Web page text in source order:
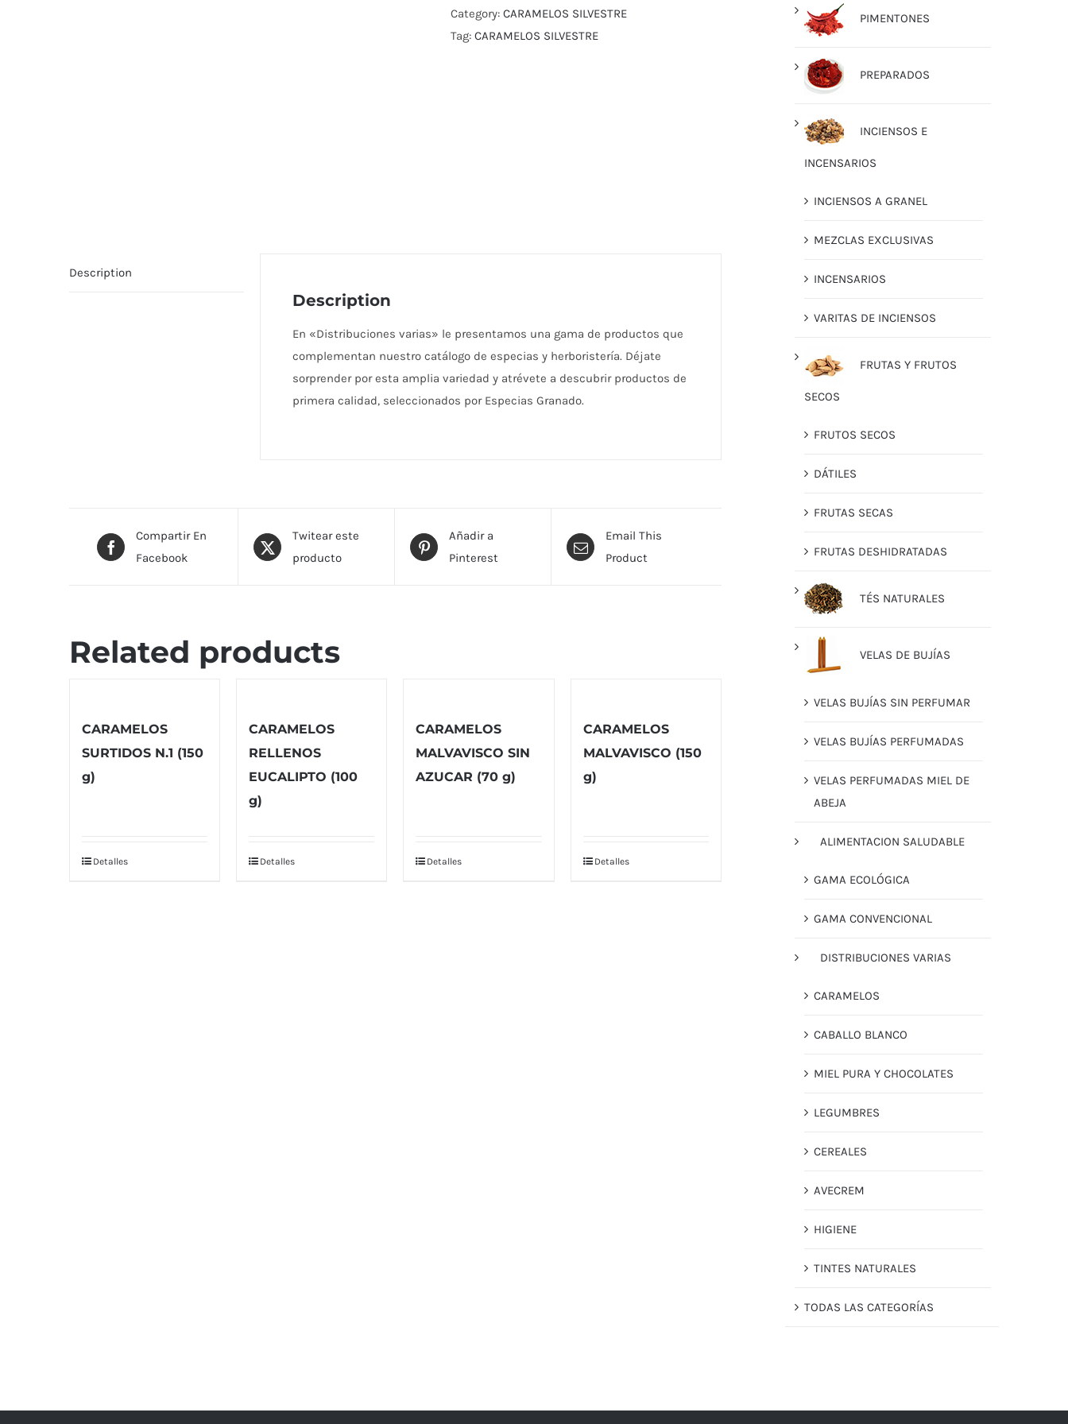
Category: CARAMELOS SILVESTRE
Tag: CARAMELOS SILVESTRE
Description
Description
En «Distribuciones varias» le presentamos una gama de productos que
complementan nuestro catálogo de especias y herboristería. Déjate
sorprender por esta amplia variedad y atrévete a descubrir productos de
primera calidad, seleccionados por Especias Granado.
Compartir En
Facebook
Twitear este
producto
Añadir a
Pinterest
Email This
Product
Related products
CARAMELOS
SURTIDOS N.1 (150
g)
Detalles
CARAMELOS
RELLENOS
EUCALIPTO (100
g)
Detalles
CARAMELOS
MALVAVISCO SIN
AZUCAR (70 g)
Detalles
CARAMELOS
MALVAVISCO (150
g)
Detalles
PIMENTONES
PREPARADOS
INCIENSOS E
INCENSARIOS
INCIENSOS A GRANEL
MEZCLAS EXCLUSIVAS
INCENSARIOS
VARITAS DE INCIENSOS
FRUTAS Y FRUTOS
SECOS
FRUTOS SECOS
DÁTILES
FRUTAS SECAS
FRUTAS DESHIDRATADAS
TÉS NATURALES
VELAS DE BUJÍAS
VELAS BUJÍAS SIN PERFUMAR
VELAS BUJÍAS PERFUMADAS
VELAS PERFUMADAS MIEL DE
ABEJA
ALIMENTACION SALUDABLE
GAMA ECOLÓGICA
GAMA CONVENCIONAL
DISTRIBUCIONES VARIAS
CARAMELOS
CABALLO BLANCO
MIEL PURA Y CHOCOLATES
LEGUMBRES
CEREALES
AVECREM
HIGIENE
TINTES NATURALES
TODAS LAS CATEGORÍAS